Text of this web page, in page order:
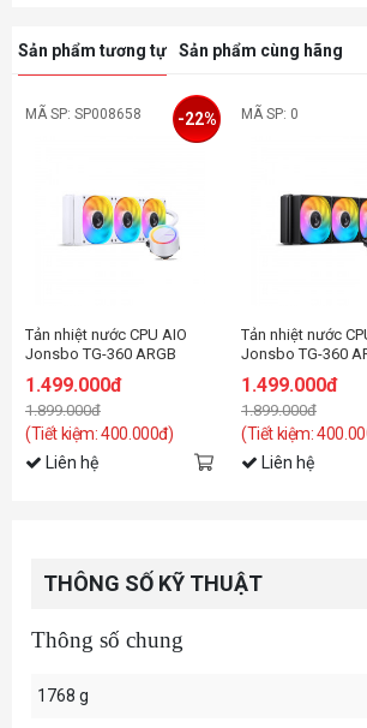
Sản phẩm tương tự Sản phẩm cùng hãng
MÃ SP: SP008658
Tản nhiệt nước CPU AIO
Jonsbo TG-360 ARGB
không dây )
1.499.000đ
1.899.000đ
(Tiết kiệm: 400.000đ)
-22%
Liên hệ
MÃ SP: 0
Tản nhiệt nước
Jonsbo TG-360
không dây )
1.499.000đ
1.899.000đ
(Tiết kiệm:
Liên hệ
THÔNG SỐ KỸ THUẬT
Thông số chung
1768 g